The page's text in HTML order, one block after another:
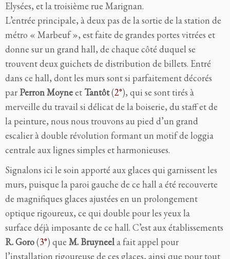
Elysées, et la troisième rue Marignan.
L’entrée principale, à deux pas de la sortie de la station de
métro « Marbeuf », est faite de grandes portes vitrées et
donne sur un grand hall, de chaque côté duquel se
trouvent deux guichets de distribution de billets. Entré
dans ce hall, dont les murs sont si parfaitement décorés
par Perron Moyneet Tantôt(2°), qui se sont tirés à
merveille du travail si délicat de la boiserie, du staff et de
la peinture, nous nous trouvons au pied d’un grand
escalier à double révolution formant un motif de loggia
centrale aux lignes simples et harmonieuses.
Signalons ici le soin apporté aux glaces qui garnissent les
murs, puisque la paroi gauche de ce hall a été recouverte
de magnifiques glaces ajustées en un prolongement
optique rigoureux, ce qui double pour les yeux la
surface déjà imposante de ce hall. C’est aux établissements
R. Goro(3°) que M. Bruyneela fait appel pour
l’installation rigoureuse de ces glaces, ainsi que pour tout